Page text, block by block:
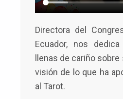
Directora del
Ecuador, nos
llenas de cariño
visión de lo que ha
al Tarot.